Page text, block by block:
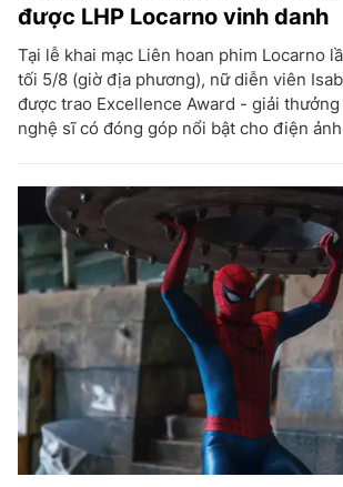
được LHP Locarno vinh danh
Tại lễ khai mạc Liên hoan phim Locarno
tối 5/8 (giờ địa phương), nữ diễn viên
được trao Excellence Award - giải
nghệ sĩ có đóng góp nổi bật cho điện